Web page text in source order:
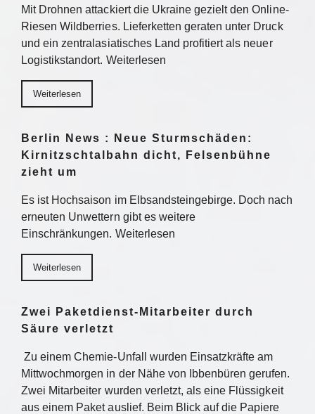
Mit Drohnen attackiert die Ukraine gezielt den Online-
Riesen Wildberries. Lieferketten geraten unter Druck
und ein zentralasiatisches Land profitiert als neuer
Logistikstandort. Weiterlesen
Weiterlesen
Berlin News : Neue Sturmschäden:
Kirnitzschtalbahn dicht, Felsenbühne
zieht um
Es ist Hochsaison im Elbsandsteingebirge. Doch nach
erneuten Unwettern gibt es weitere
Einschränkungen. Weiterlesen
Weiterlesen
Zwei Paketdienst-Mitarbeiter durch
Säure verletzt
Zu einem Chemie-Unfall wurden Einsatzkräfte am
Mittwochmorgen in der Nähe von Ibbenbüren gerufen.
Zwei Mitarbeiter wurden verletzt, als eine Flüssigkeit
aus einem Paket auslief. Beim Blick auf die Papiere